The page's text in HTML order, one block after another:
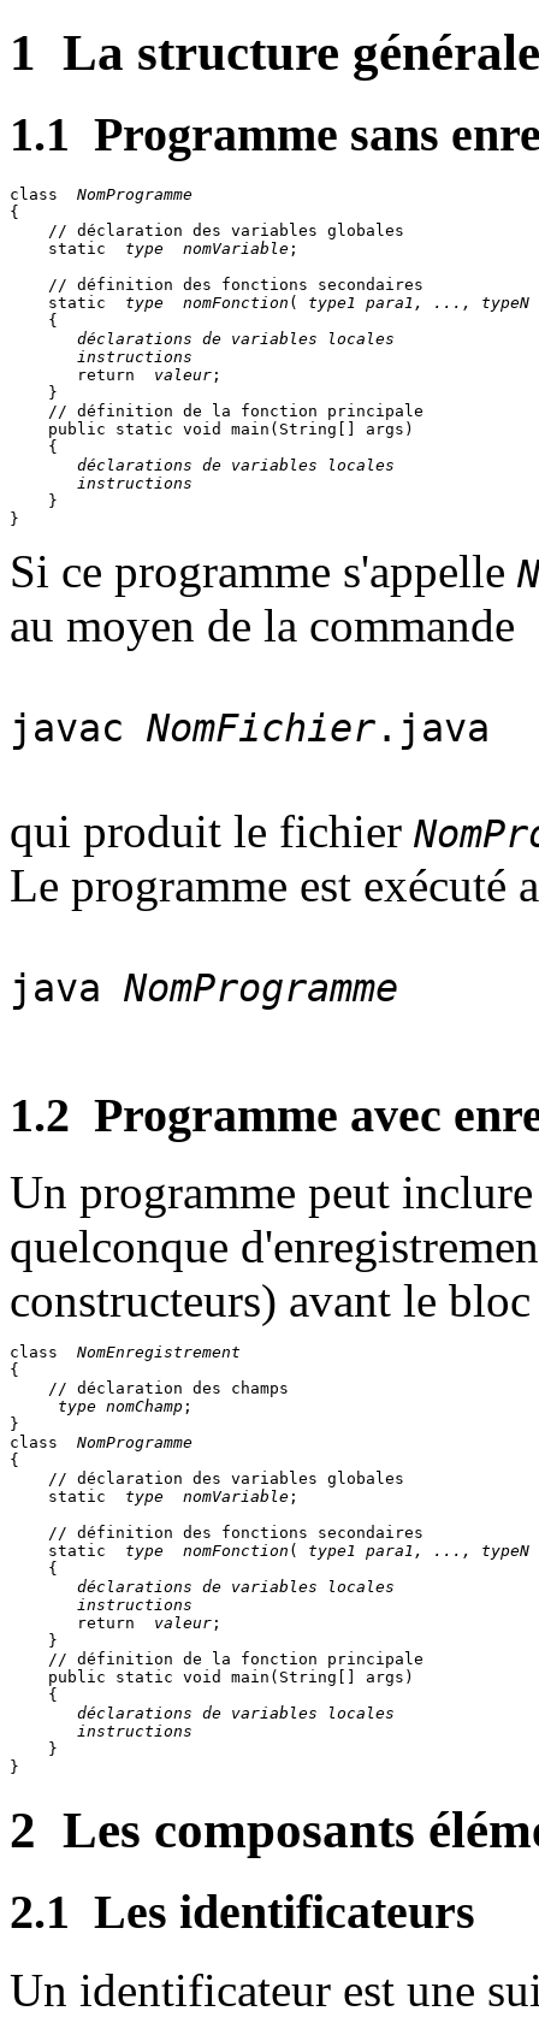
1 La structure
1.1 Programme sans
class
NomProgramme
{
    // déclaration des variables globales
    static
type nomVariable ;
    // définition des fonctions secondaires
    static
type nomFonction (
type1 para1, ..., typeN
    {
déclarations de variables locales
instructions
       return
valeur ;
    }
    // définition de la fonction principale
    public static void main(String[] args)
    {
déclarations de variables locales
instructions
    }
Si ce programme s'appelle
au moyen de la commande
javac NomFichier.java
qui produit le fichier
Le programme est exécuté
java NomProgramme
1.2 Programme avec
Un programme peut
quelconque
constructeurs) avant le
class
NomEnregistrement
{
    // déclaration des champs
type nomChamp ;
}
class
NomProgramme
{
    // déclaration des variables globales
    static
type nomVariable ;
    // définition des fonctions secondaires
    static
type nomFonction (
type1 para1, ..., typeN
    {
déclarations de variables locales
instructions
       return
valeur ;
    }
    // définition de la fonction principale
    public static void main(String[] args)
    {
déclarations de variables locales
instructions
    }
2 Les composants
2.1 Les identificateurs
Un identificateur est une